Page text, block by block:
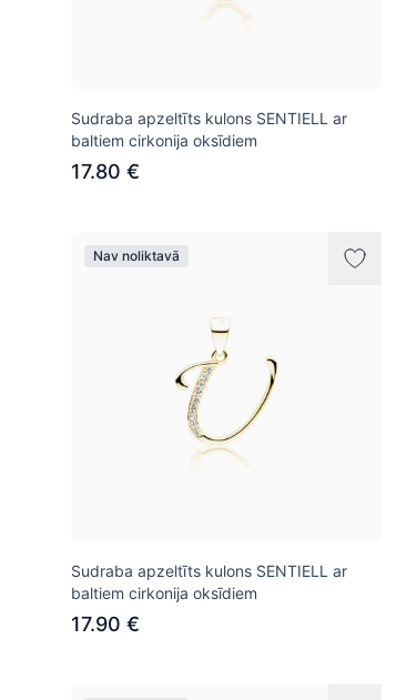
Sudraba apzeltīts kulons SENTIELL ar
baltiem cirkonija oksīdiem
17.80 €
Nav noliktavā
Sudraba apzeltīts kulons SENTIELL ar
baltiem cirkonija oksīdiem
17.90 €